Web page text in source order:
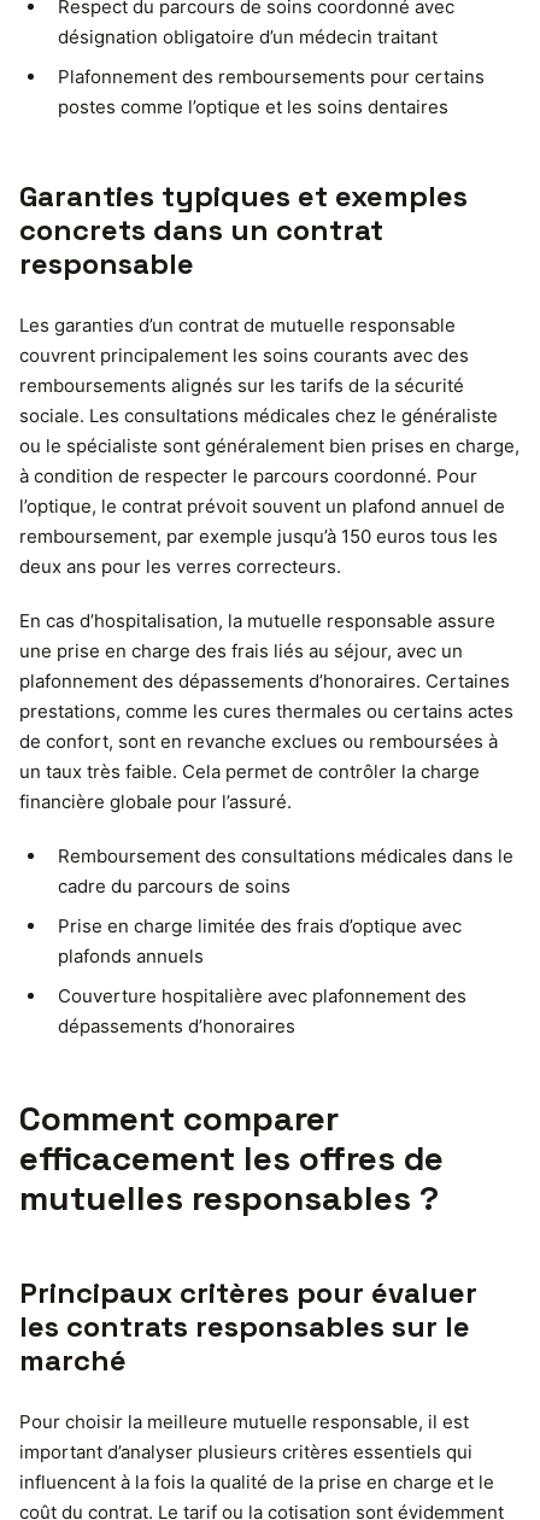
Respect du parcours de soins coordonné avec
désignation obligatoire d’un médecin traitant
Plafonnement des remboursements pour certains
postes comme l’optique et les soins dentaires
Garanties typiques et exemples
concrets dans un contrat
responsable
Les garanties d’un contrat de mutuelle responsable
couvrent principalement les soins courants avec des
remboursements alignés sur les tarifs de la sécurité
sociale. Les consultations médicales chez le généraliste
ou le spécialiste sont généralement bien prises en charge,
à condition de respecter le parcours coordonné. Pour
l’optique, le contrat prévoit souvent un plafond annuel de
remboursement, par exemple jusqu’à 150 euros tous les
deux ans pour les verres correcteurs.
En cas d’hospitalisation, la mutuelle responsable assure
une prise en charge des frais liés au séjour, avec un
plafonnement des dépassements d’honoraires. Certaines
prestations, comme les cures thermales ou certains actes
de confort, sont en revanche exclues ou remboursées à
un taux très faible. Cela permet de contrôler la charge
financière globale pour l’assuré.
Remboursement des consultations médicales dans le
cadre du parcours de soins
Prise en charge limitée des frais d’optique avec
plafonds annuels
Couverture hospitalière avec plafonnement des
dépassements d’honoraires
Comment comparer
efficacement les offres de
mutuelles responsables ?
Principaux critères pour évaluer
les contrats responsables sur le
marché
Pour choisir la meilleure mutuelle responsable, il est
important d’analyser plusieurs critères essentiels qui
influencent à la fois la qualité de la prise en charge et le
coût du contrat. Le tarif ou la cotisation sont évidemment